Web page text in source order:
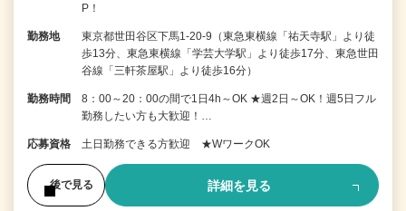
P！
勤務地
東京都世田谷区下馬1-20-9（東急東横線「祐天寺駅」より徒
歩13分、東急東横線「学芸大学駅」より徒歩17分、東急世田
谷線「三軒茶屋駅」より徒歩16分）
勤務時間
8：00～20：00の間で1日4h～OK ★週2日～OK！週5日フル
勤務したい方も大歓迎！…
応募資格 土日勤務できる方歓迎 ★WワークOK
後で見る 詳細を見る